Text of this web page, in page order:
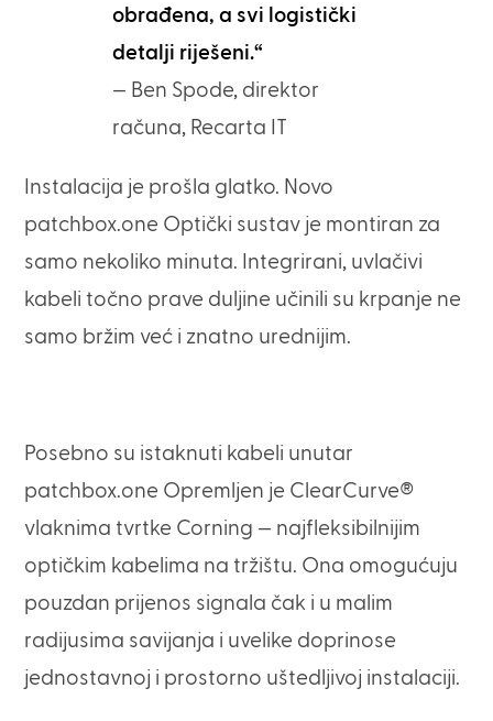
obrađena, a svi logistički
detalji riješeni.“
— Ben Spode, direktor
računa, Recarta IT
Instalacija je prošla glatko. Novo
patchbox.one Optički sustav je montiran za
samo nekoliko minuta. Integrirani, uvlačivi
kabeli točno prave duljine učinili su krpanje ne
samo bržim već i znatno urednijim.
Posebno su istaknuti kabeli unutar
patchbox.one Opremljen je ClearCurve®
vlaknima tvrtke Corning — najfleksibilnijim
optičkim kabelima na tržištu. Ona omogućuju
pouzdan prijenos signala čak i u malim
radijusima savijanja i uvelike doprinose
jednostavnoj i prostorno uštedljivoj instalaciji.